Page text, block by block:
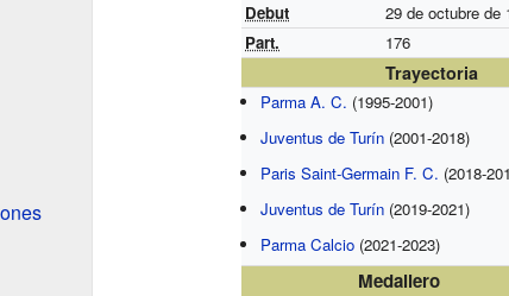
Debut
29 de octubre de
Part.
176
Trayectoria
Parma A. C. (1995-2001)
Juventus de Turín (2001-2018)
Paris Saint-Germain F. C. (2018-
Juventus de Turín (2019-2021)
Parma Calcio (2021-2023)
Medallero